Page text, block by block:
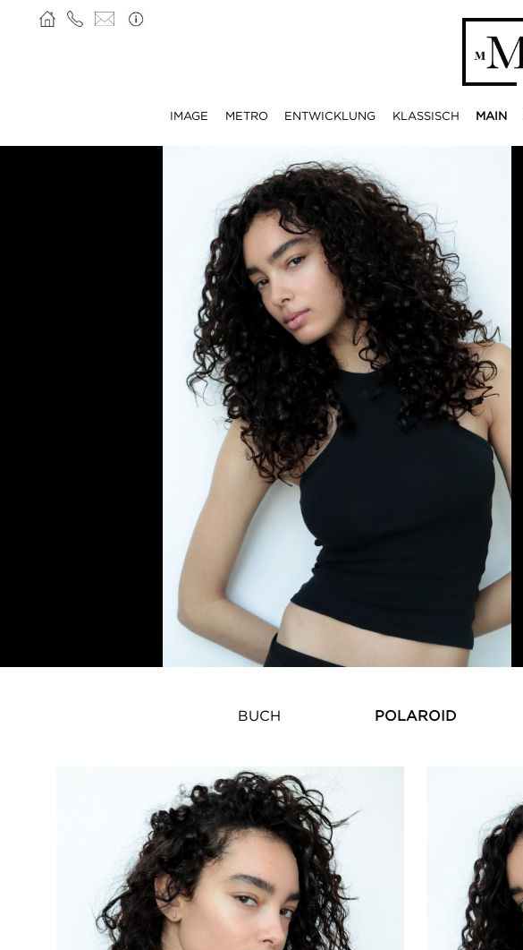
IMAGE METRO ENTWICKLUNG KLASSISCH MAIN
BUCH POLAROID